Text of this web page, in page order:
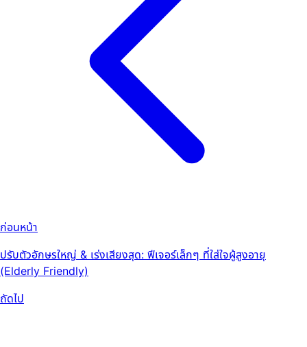
ก่อนหน้า
ปรับตัวอักษรใหญ่ & เร่งเสียงสุด: ฟีเจอร์เล็กๆ ที่ใส่ใจผู้สูงอายุ
(Elderly Friendly)
ถัดไป